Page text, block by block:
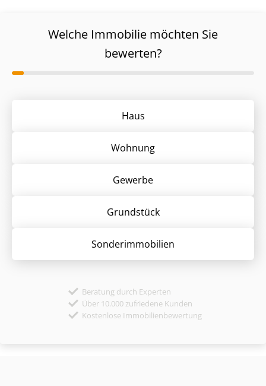
Welche Immobilie möchten Sie
bewerten?
Haus
Wohnung
Gewerbe
Grund­stück
Sonder­immobilien
Beratung durch Experten
Über 10.000 zufriedene Kunden
Kostenlose Immobilienbewertung